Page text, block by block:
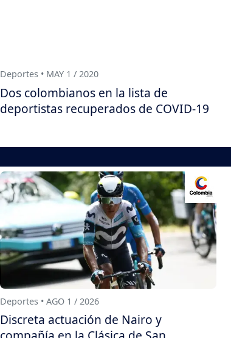
Deportes • MAY 1 / 2020
Dos colombianos en la lista de
deportistas recuperados de COVID-19
Deportes • AGO 1 / 2026
Discreta actuación de Nairo y